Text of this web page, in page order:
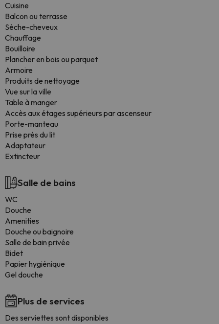
Cuisine
Balcon ou terrasse
Sèche-cheveux
Chauffage
Bouilloire
Plancher en bois ou parquet
Armoire
Produits de nettoyage
Vue sur la ville
Table à manger
Accès aux étages supérieurs par ascenseur
Porte-manteau
Prise près du lit
Adaptateur
Extincteur
Salle de bains
WC
Douche
Amenities
Douche ou baignoire
Salle de bain privée
Bidet
Papier hygiénique
Gel douche
Plus de services
Des serviettes sont disponibles